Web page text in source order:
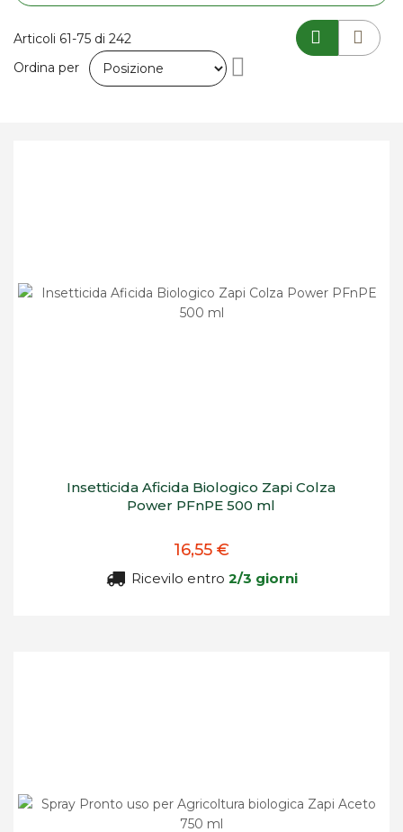
Articoli 61-75 di 242
Ordina per
Insetticida Aficida Biologico Zapi Colza
Power PFnPE 500 ml
16,55 €
Ricevilo entro 2/3 giorni